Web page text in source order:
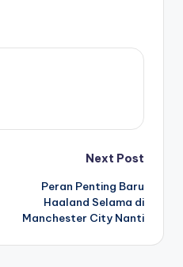
Next Post
Peran Penting Baru
Haaland Selama di
Manchester City Nanti